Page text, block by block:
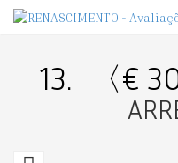
13. 〈€